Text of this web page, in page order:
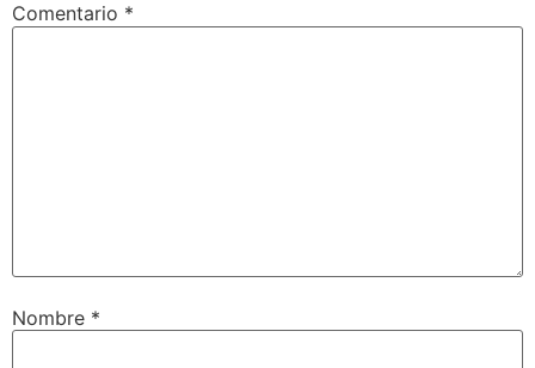
Comentario *
Nombre *